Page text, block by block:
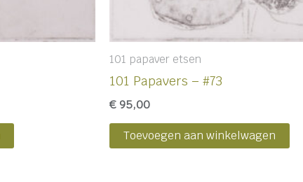
101 papaver etsen
101 Papavers – #73
€ 95,00
Toevoegen aan winkelwagen